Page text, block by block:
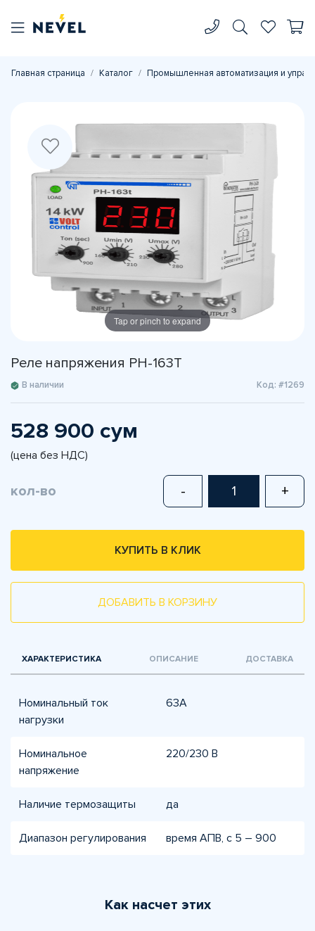
Главная страница Каталог Промышленная автоматизация и
Tap or pinch to expand
Реле напряжения РН-163Т
В наличии Код: #1269
528 900 сум
(цена без НДС)
кол-во - +
КУПИТЬ В КЛИК
ДОБАВИТЬ В КОРЗИНУ
ХАРАКТЕРИСТИКА ОПИСАНИЕ ДОСТАВКА
Номинальный ток
нагрузки
63A
Номинальное
напряжение
220/230 В
Наличие термозащиты да
Диапазон регулирования время АПВ, с 5 – 900
Как насчет этих